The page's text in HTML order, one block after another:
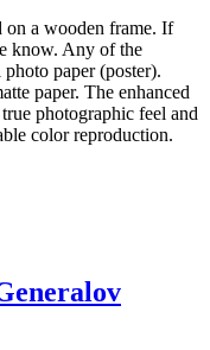
on a wooden frame. If
know. Any of the
paper (poster).
paper. The enhanced
photographic feel and
color reproduction.